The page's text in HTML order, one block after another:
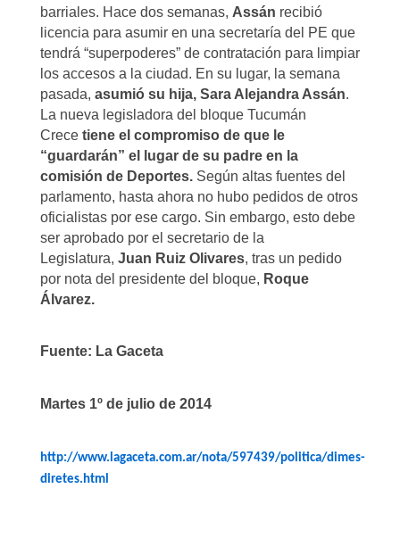
barriales. Hace dos semanas, Assán recibió
licencia para asumir en una secretaría del PE que
tendrá “superpoderes” de contratación para limpiar
los accesos a la ciudad. En su lugar, la semana
pasada, asumió su hija, Sara Alejandra Assán.
La nueva legisladora del bloque Tucumán
Crece tiene el compromiso de que le
“guardarán” el lugar de su padre en la
comisión de Deportes.Según altas fuentes del
parlamento, hasta ahora no hubo pedidos de otros
oficialistas por ese cargo. Sin embargo, esto debe
ser aprobado por el secretario de la
Legislatura, Juan Ruiz Olivares, tras un pedido
por nota del presidente del bloque, Roque
Álvarez.
Fuente: La Gaceta
Martes 1º de julio de 2014
http://www.lagaceta.com.ar/nota/597439/politica/dimes-
diretes.html